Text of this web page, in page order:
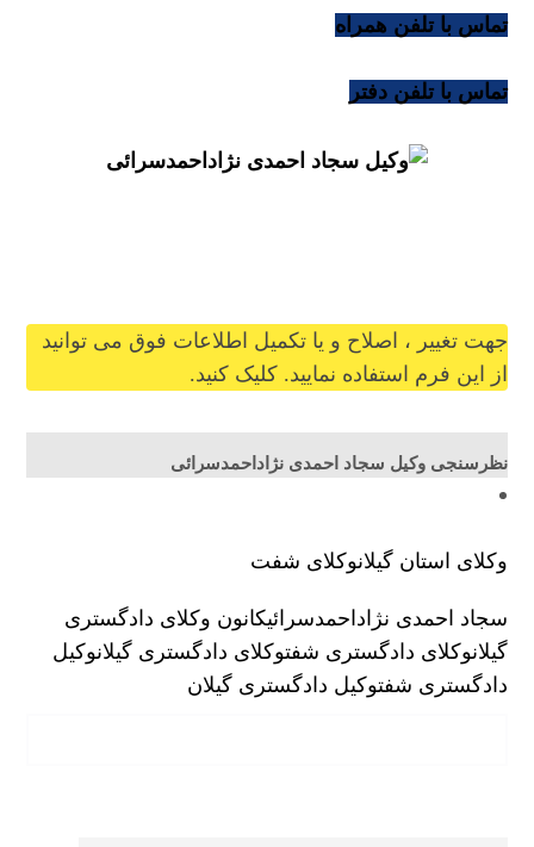
تماس با تلفن همراه
تماس با تلفن دفتر
جهت تغییر ، اصلاح و یا تکمیل اطلاعات فوق می توانید
از این فرم استفاده نمایید. کلیک کنید.
نظرسنجی وکیل سجاد احمدی نژاداحمدسرائی
وکلای استان گیلانوکلای شفت
سجاد احمدی نژاداحمدسرائیکانون وکلای دادگستری
گیلانوکلای دادگستری شفتوکلای دادگستری گیلانوکیل
دادگستری شفتوکیل دادگستری گیلان